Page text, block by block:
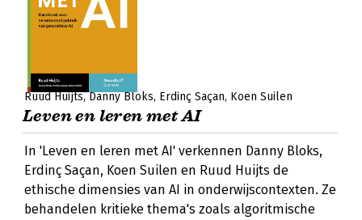
Ruud Huijts Danny Bloks Erdinç Saçan Koen Suilen
Leven en leren met AI
In 'Leven en leren met AI' verkennen Danny Bloks,
Erdinç Saçan, Koen Suilen en Ruud Huijts de
ethische dimensies van AI in onderwijscontexten. Ze
behandelen kritieke thema's zoals algoritmische